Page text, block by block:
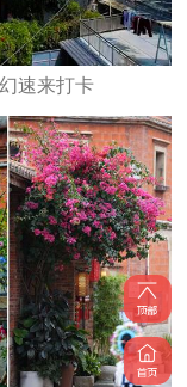
速来打卡